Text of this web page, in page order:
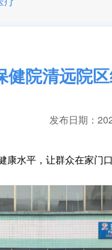
健院清远院
发布日期：
康水平 ， 让群众在家门